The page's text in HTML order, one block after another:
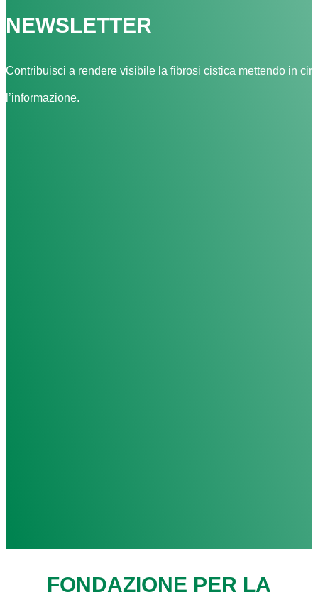
NEWSLETTER
Contribuisci a rendere visibile la fibrosi cistica mettendo in
l’informazione.
FONDAZIONE PER LA